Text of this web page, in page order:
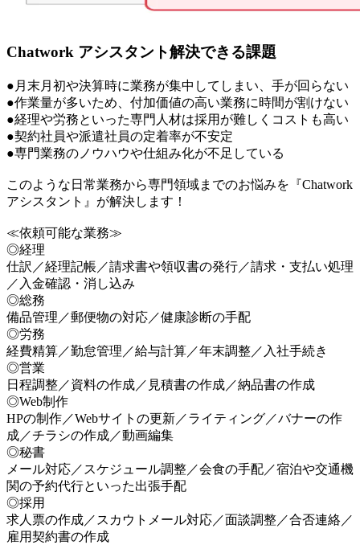
Chatwork アシスタント解決できる課題
●月末月初や決算時に業務が集中してしまい、手が回らない
●作業量が多いため、付加価値の高い業務に時間が割けない
●経理や労務といった専門人材は採用が難しくコストも高い
●契約社員や派遣社員の定着率が不安定
●専門業務のノウハウや仕組み化が不足している
このような日常業務から専門領域までのお悩みを『Chatwork
アシスタント』が解決します！
≪依頼可能な業務≫
◎経理
仕訳／経理記帳／請求書や領収書の発行／請求・支払い処理
／入金確認・消し込み
◎総務
備品管理／郵便物の対応／健康診断の手配
◎労務
経費精算／勤怠管理／給与計算／年末調整／入社手続き
◎営業
日程調整／資料の作成／見積書の作成／納品書の作成
◎Web制作
HPの制作／Webサイトの更新／ライティング／バナーの作
成／チラシの作成／動画編集
◎秘書
メール対応／スケジュール調整／会食の手配／宿泊や交通機
関の予約代行といった出張手配
◎採用
求人票の作成／スカウトメール対応／面談調整／合否連絡／
雇用契約書の作成